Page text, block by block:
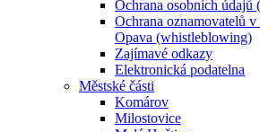
Ochrana osobních údajů
Ochrana oznamovatelů
Opava (whistleblowing)
Zajímavé odkazy
Elektronická podatelna
Městské části
Komárov
Milostovice